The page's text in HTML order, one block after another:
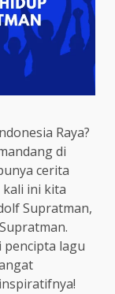
Raya?
di
cerita
ini kita
Supratman,
lagu